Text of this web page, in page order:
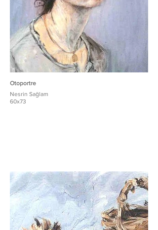
Otoportre
Nesrin Sağlam
60x73